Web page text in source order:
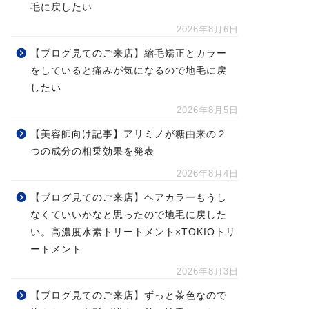
毛に戻したい
2026年8月6日
【ブログ見てのご来店】縮毛矯正とカラー
をしていると痛みが気になるので地毛に戻
したい
2026年8月5日
【美容師向け記事】アリミノが糖由来の２
つの成分の相乗効果を発表
2026年8月4日
【ブログ見てのご来店】ヘアカラーもうし
なくていいかなと思ったので地毛に戻した
い。高濃度水素トリートメント×TOKIOトリ
ートメント
2026年8月3日
【ブログ見てのご来店】ずっと茶色なので